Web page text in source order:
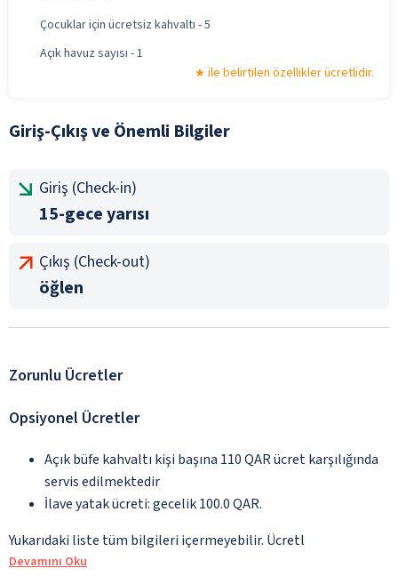
Çocuklar için ücretsiz kahvaltı - 5
Açık havuz sayısı - 1
ile belirtilen özellikler ücretlidir.
Giriş-Çıkış ve Önemli Bilgiler
Giriş (Check-in)
15-gece yarısı
Çıkış (Check-out)
öğlen
Zorunlu Ücretler
Opsiyonel Ücretler
Açık büfe kahvaltı kişi başına 110 QAR ücret karşılığında
servis edilmektedir
İlave yatak ücreti: gecelik 100.0 QAR.
Yukarıdaki liste tüm bilgileri içermeyebilir. Ücretl
Devamını Oku